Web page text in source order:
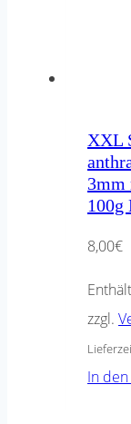
XXL
3mm
100g
8,00€
zzgl.
In